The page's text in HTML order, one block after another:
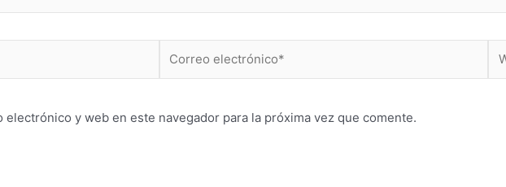
electrónico*
electrónico y web en este navegador para la próxima vez que comente.